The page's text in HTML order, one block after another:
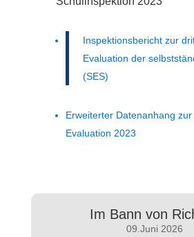
Inspektionsbericht zur
Evaluation der
(SES)
Erweiterter Datenanhang
Evaluation 2023
Im Bann von
09.Juni 2026